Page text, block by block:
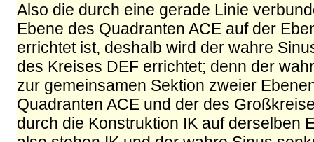
Also die durch eine gerade Linie
Ebene des Quadranten ACE auf der
errichtet ist, deshalb wird der wahre
des Kreises DEF errichtet; denn der
zur gemeinsamen Sektion zweier
Quadranten ACE und der des
durch die Konstruktion IK auf derselben